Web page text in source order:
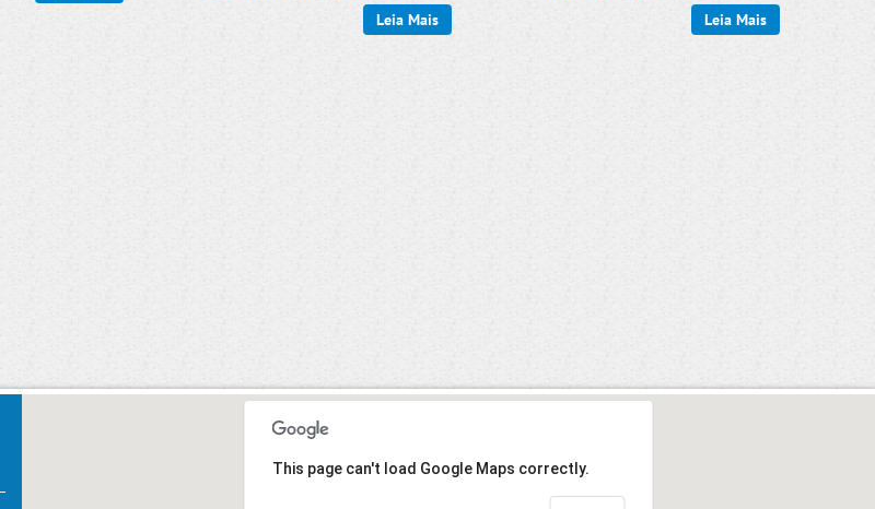
Leia Mais Leia Mais
This page can't load Google Maps correctly.